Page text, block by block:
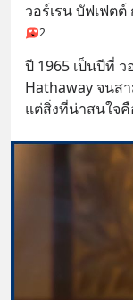
วอร์เรน บัฟเฟต
2
ปี 1965 เป็นปีที่
Hathaway จนส
แต่สิ่งที่น่าสนใจคื